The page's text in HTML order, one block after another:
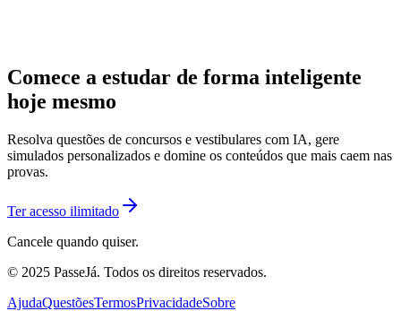
Comece a estudar de forma inteligente
hoje mesmo
Resolva questões de concursos e vestibulares com IA, gere
simulados personalizados e domine os conteúdos que mais caem nas
provas.
Ter acesso ilimitado
Cancele quando quiser.
© 2025 PasseJá. Todos os direitos reservados.
AjudaQuestõesTermosPrivacidadeSobre